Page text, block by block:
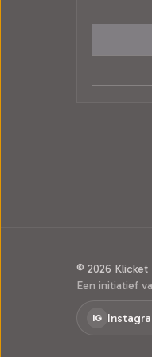
© 2026 Klicket
Een initiatief
IG